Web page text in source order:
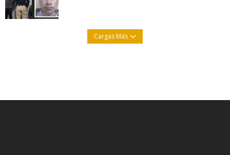
Cargas Más